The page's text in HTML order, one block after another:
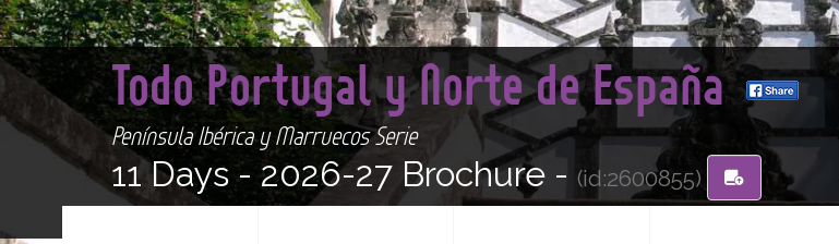
Todo Portugal y Norte de España
Península Ibérica y Marruecos Serie
11 Days - 2026-27 Brochure - (id:2600855)